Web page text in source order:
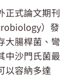
正式論文期刊
）發
大腸桿菌、彎
中沙門氏菌最
以容納多達